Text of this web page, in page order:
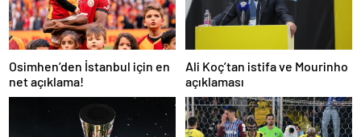
Osimhen’den İstanbul için en
net açıklama!
Ali Koç’tan istifa ve Mourinho
açıklaması